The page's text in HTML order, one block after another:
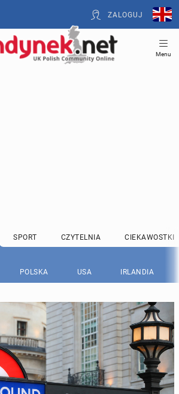
ZALOGUJ
Menu
SPORT CZYTELNIA CIEKAWOSTKI
POLSKA USA IRLANDIA